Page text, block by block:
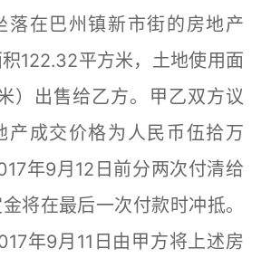
落在巴州镇新市街的房地产
积122.32平方米，土地使用面
）出售给乙方。甲乙双方议
产成交价格为人民币伍拾万
年9月12日前分两次付清给
将在最后一次付款时冲抵。
年9月11日由甲方将上述房